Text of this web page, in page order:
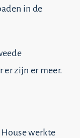
in de
er zijn er meer.
werkte